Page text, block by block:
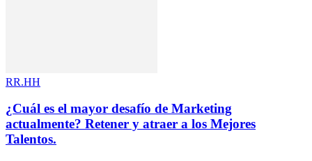
RR.HH
¿Cuál es el mayor desafío de Marketing
actualmente? Retener y atraer a los Mejores
Talentos.